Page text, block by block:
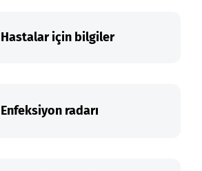
Hastalar için bilgiler
Enfeksiyon radarı